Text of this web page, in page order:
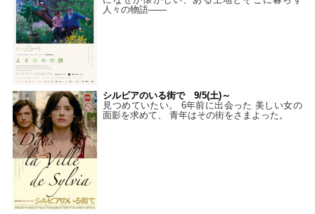
人々の物語――
シルビアのいる街で 9/5(土)～
見つめていたい。 6年前に出会った 美しい女の
面影を求めて、 青年はその街をさまよった。